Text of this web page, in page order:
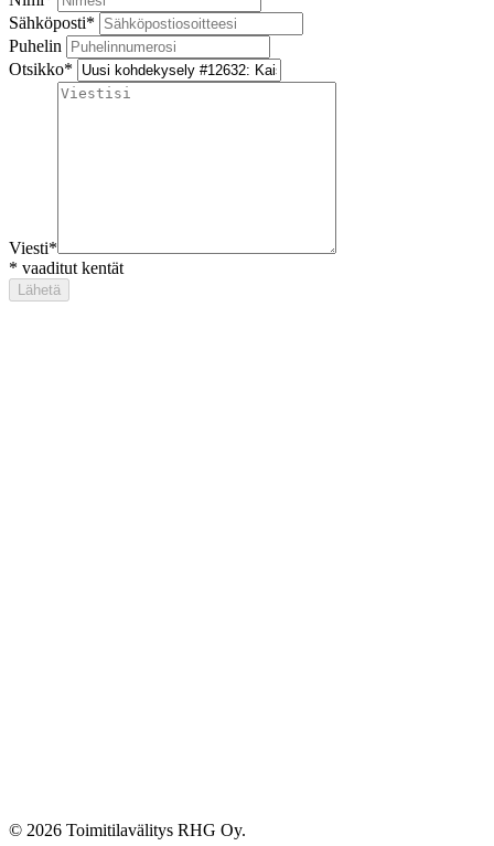
Sähköposti*
Puhelin
Otsikko*
Viesti*
* vaaditut kentät
© 2026 Toimitilavälitys RHG Oy.